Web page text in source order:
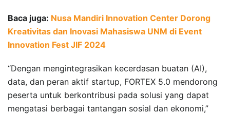
Baca juga: Nusa Mandiri Innovation Center Dorong
Kreativitas dan Inovasi Mahasiswa UNM di Event
Innovation Fest JIF 2024
“Dengan mengintegrasikan kecerdasan buatan (AI),
data, dan peran aktif startup, FORTEX 5.0 mendorong
peserta untuk berkontribusi pada solusi yang dapat
mengatasi berbagai tantangan sosial dan ekonomi,”